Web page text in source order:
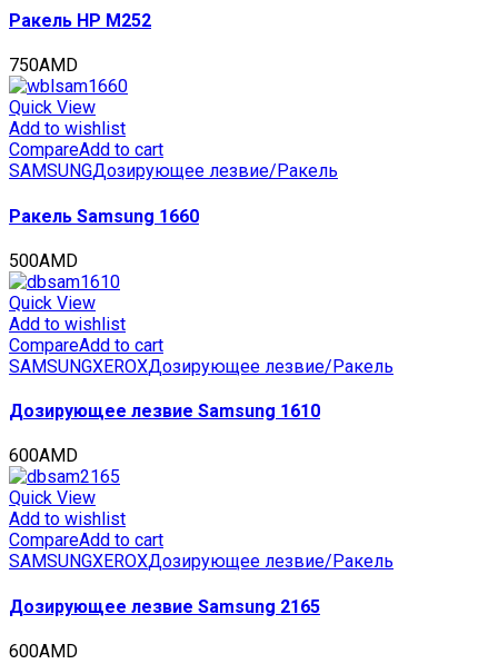
Ракель HP M252
750AMD
Quick View
Add to wishlist
CompareAdd to cart
SAMSUNGДозирующее лезвие/Ракель
Ракель Samsung 1660
500AMD
Quick View
Add to wishlist
CompareAdd to cart
SAMSUNGXEROXДозирующее лезвие/Ракель
Дозирующее лезвие Samsung 1610
600AMD
Quick View
Add to wishlist
CompareAdd to cart
SAMSUNGXEROXДозирующее лезвие/Ракель
Дозирующее лезвие Samsung 2165
600AMD